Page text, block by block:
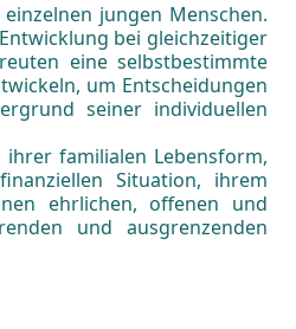
jungen Menschen.
bei gleichzeitiger
eine selbstbestimmte
um Entscheidungen
seiner individuellen
familialen Lebensform,
Situation, ihrem
ehrlichen, offenen und
und ausgrenzenden